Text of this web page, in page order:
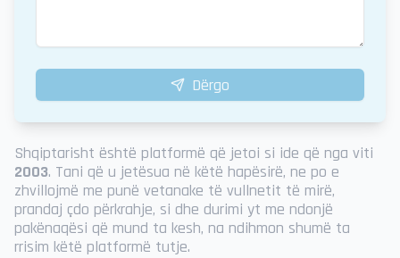
Dërgo
Shqiptarisht është platformë që jetoi si ide që nga viti
2003. Tani që u jetësua në këtë hapësirë, ne po e
zhvillojmë me punë vetanake të vullnetit të mirë,
prandaj çdo përkrahje, si dhe durimi yt me ndonjë
pakënaqësi që mund ta kesh, na ndihmon shumë ta
rrisim këtë platformë tutje.